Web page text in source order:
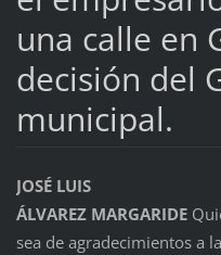
una calle en
decisión del
municipal.
JOSÉ LUIS
ÁLVAREZ MARGARIDE
sea de agradecimientos a